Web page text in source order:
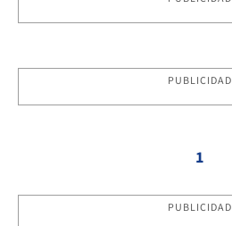
PUBLICIDAD
1
PUBLICIDAD